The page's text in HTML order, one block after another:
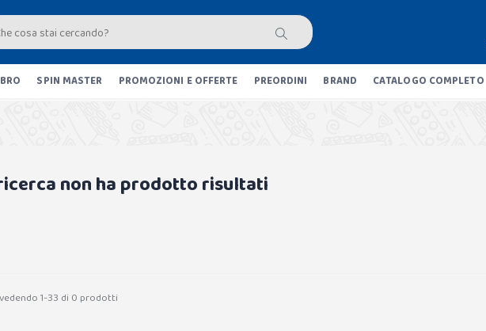
SPIN MASTER PROMOZIONI E OFFERTE PREORDINI BRAND CATALOGO COMPLETO
non ha prodotto risultati
1-33 di 0 prodotti